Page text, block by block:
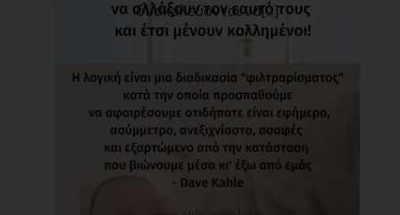
δυσκολεύονται να[...]